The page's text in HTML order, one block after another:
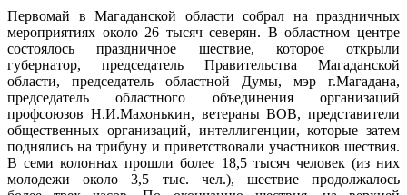
Первомай в Магаданской области собрал на праздничных
мероприятиях около 26 тысяч северян. В областном центре
состоялось праздничное шествие, которое открыли
губернатор, председатель Правительства Магаданской
области, председатель областной Думы, мэр г.Магадана,
председатель областного объединения организаций
профсоюзов Н.И.Махонькин, ветераны ВОВ, представители
общественных организаций, интеллигенции, которые затем
поднялись на трибуну и приветствовали участников шествия.
В семи колоннах прошли более 18,5 тысяч человек (из них
молодежи около 3,5 тыс. чел.), шествие продолжалось